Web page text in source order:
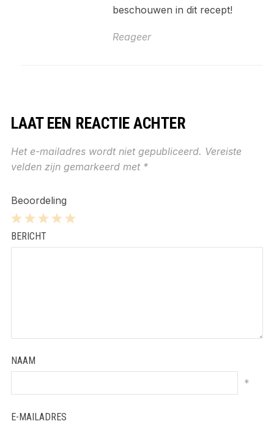
beschouwen in dit recept!
Reageer
LAAT EEN REACTIE ACHTER
Het e-mailadres wordt niet gepubliceerd. Vereiste
velden zijn gemarkeerd met *
Beoordeling
3
2
1
BERICHT
NAAM
*
E-MAILADRES